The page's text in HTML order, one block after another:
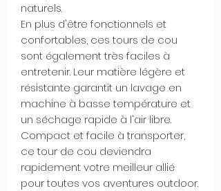
naturels.
En plus d'être fonctionnels et
confortables, ces tours de cou
sont également très faciles à
entretenir. Leur matière légère et
résistante garantit un lavage en
machine à basse température et
un séchage rapide à l'air libre.
Compact et facile à transporter,
ce tour de cou deviendra
rapidement votre meilleur allié
pour toutes vos aventures outdoor.